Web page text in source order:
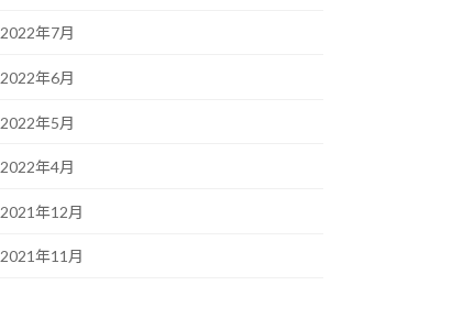
2022年7月
2022年6月
2022年5月
2022年4月
2021年12月
2021年11月